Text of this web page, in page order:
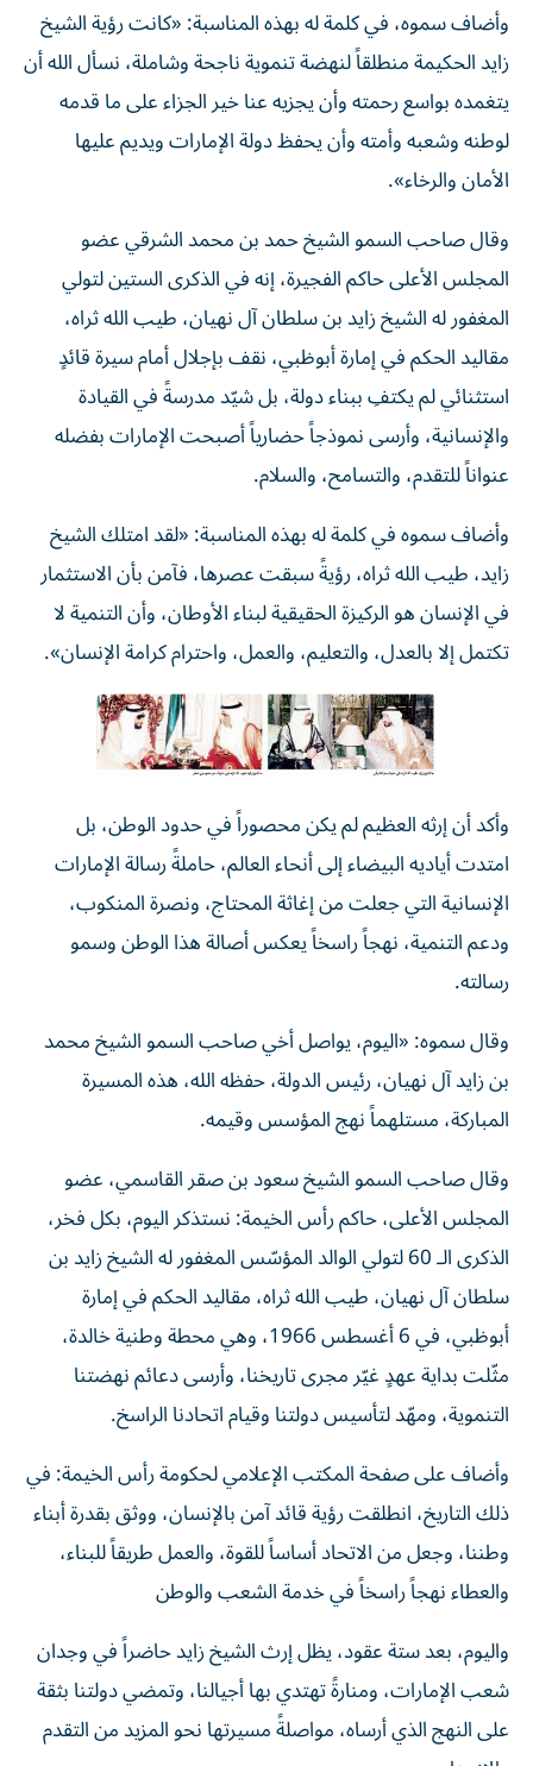
وأضاف سموه، في كلمة له بهذه المناسبة: «كانت رؤية الشيخ
زايد الحكيمة منطلقاً لنهضة تنموية ناجحة وشاملة، نسأل الله أن
يتغمده بواسع رحمته وأن يجزيه عنا خير الجزاء على ما قدمه
لوطنه وشعبه وأمته وأن يحفظ دولة الإمارات ويديم عليها
الأمان والرخاء».
وقال صاحب السمو الشيخ حمد بن محمد الشرقي عضو
المجلس الأعلى حاكم الفجيرة، إنه في الذكرى الستين لتولي
المغفور له الشيخ زايد بن سلطان آل نهيان، طيب الله ثراه،
مقاليد الحكم في إمارة أبوظبي، نقف بإجلال أمام سيرة قائدٍ
استثنائي لم يكتفِ ببناء دولة، بل شيّد مدرسةً في القيادة
والإنسانية، وأرسى نموذجاً حضارياً أصبحت الإمارات بفضله
عنواناً للتقدم، والتسامح، والسلام.
وأضاف سموه في كلمة له بهذه المناسبة: «لقد امتلك الشيخ
زايد، طيب الله ثراه، رؤيةً سبقت عصرها، فآمن بأن الاستثمار
في الإنسان هو الركيزة الحقيقية لبناء الأوطان، وأن التنمية لا
تكتمل إلا بالعدل، والتعليم، والعمل، واحترام كرامة الإنسان».
وأكد أن إرثه العظيم لم يكن محصوراً في حدود الوطن، بل
امتدت أياديه البيضاء إلى أنحاء العالم، حاملةً رسالة الإمارات
الإنسانية التي جعلت من إغاثة المحتاج، ونصرة المنكوب،
ودعم التنمية، نهجاً راسخاً يعكس أصالة هذا الوطن وسمو
رسالته.
وقال سموه: «اليوم، يواصل أخي صاحب السمو الشيخ محمد
بن زايد آل نهيان، رئيس الدولة، حفظه الله، هذه المسيرة
المباركة، مستلهماً نهج المؤسس وقيمه.
وقال صاحب السمو الشيخ سعود بن صقر القاسمي، عضو
المجلس الأعلى، حاكم رأس الخيمة: نستذكر اليوم، بكل فخر،
الذكرى الـ 60 لتولي الوالد المؤسّس المغفور له الشيخ زايد بن
سلطان آل نهيان، طيب الله ثراه، مقاليد الحكم في إمارة
أبوظبي، في 6 أغسطس 1966، وهي محطة وطنية خالدة،
مثّلت بداية عهدٍ غيّر مجرى تاريخنا، وأرسى دعائم نهضتنا
التنموية، ومهّد لتأسيس دولتنا وقيام اتحادنا الراسخ.
وأضاف على صفحة المكتب الإعلامي لحكومة رأس الخيمة: في
ذلك التاريخ، انطلقت رؤية قائد آمن بالإنسان، ووثق بقدرة أبناء
وطننا، وجعل من الاتحاد أساساً للقوة، والعمل طريقاً للبناء،
والعطاء نهجاً راسخاً في خدمة الشعب والوطن
واليوم، بعد ستة عقود، يظل إرث الشيخ زايد حاضراً في وجدان
شعب الإمارات، ومنارةً تهتدي بها أجيالنا، وتمضي دولتنا بثقة
على النهج الذي أرساه، مواصلةً مسيرتها نحو المزيد من التقدم